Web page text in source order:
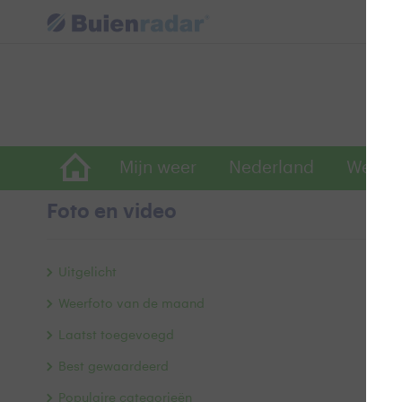
Mijn weer Nederland
Foto en video
Uitgelicht
Weerfoto van de maand
Laatst toegevoegd
Best gewaardeerd
Populaire categorieën